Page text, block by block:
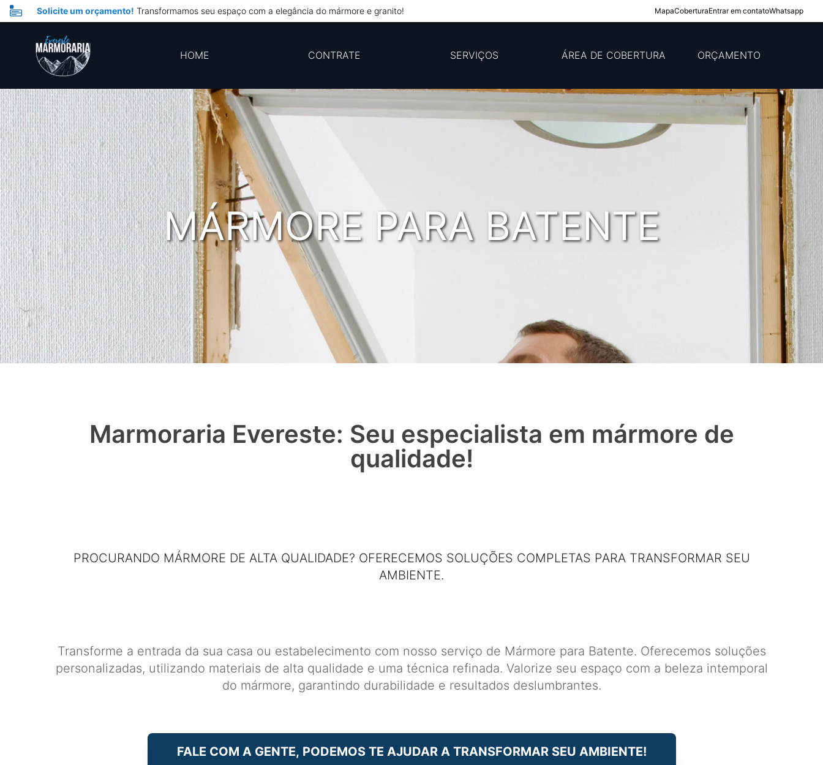
Solicite um orçamento! Transformamos seu espaço com a elegância do mármore e granito! MapaCoberturaEntrar em contatoWhatsapp
HOME CONTRATE SERVIÇOS ÁREA DE COBERTURA ORÇAMENTO
MÁRMORE PARA BATENTE
Marmoraria Evereste: Seu especialista em mármore de
qualidade!
PROCURANDO MÁRMORE DE ALTA QUALIDADE? OFERECEMOS SOLUÇÕES COMPLETAS PARA TRANSFORMAR SEU
AMBIENTE.
Transforme a entrada da sua casa ou estabelecimento com nosso serviço de Mármore para Batente. Oferecemos soluções
personalizadas, utilizando materiais de alta qualidade e uma técnica refinada. Valorize seu espaço com a beleza intemporal
do mármore, garantindo durabilidade e resultados deslumbrantes.
FALE COM A GENTE, PODEMOS TE AJUDAR A TRANSFORMAR SEU AMBIENTE!